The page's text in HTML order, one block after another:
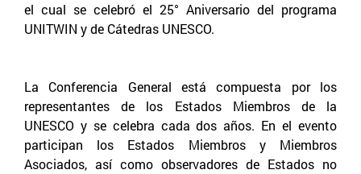
el cual se celebró el 25° Aniversario del programa
UNITWIN y de Cátedras UNESCO.
La Conferencia General está compuesta por los
representantes de los Estados Miembros de la
UNESCO y se celebra cada dos años. En el evento
participan los Estados Miembros y Miembros
Asociados, así como observadores de Estados no